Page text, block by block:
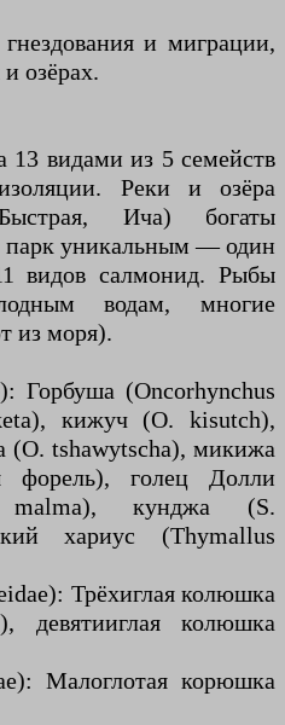
и миграции,
озёрах.
13 видами из 5 семейств
Реки и озёра
Ича) богаты
парк уникальным — один
видов салмонид. Рыбы
водам, многие
из моря).
Горбуша (Oncorhynchus
кижуч (O. kisutch),
(O. tshawytscha), микижа
форель), голец Долли
malma), кунджа (S.
хариус (Thymallus
Трёхиглая колюшка
девятииглая колюшка
Малоглотая корюшка